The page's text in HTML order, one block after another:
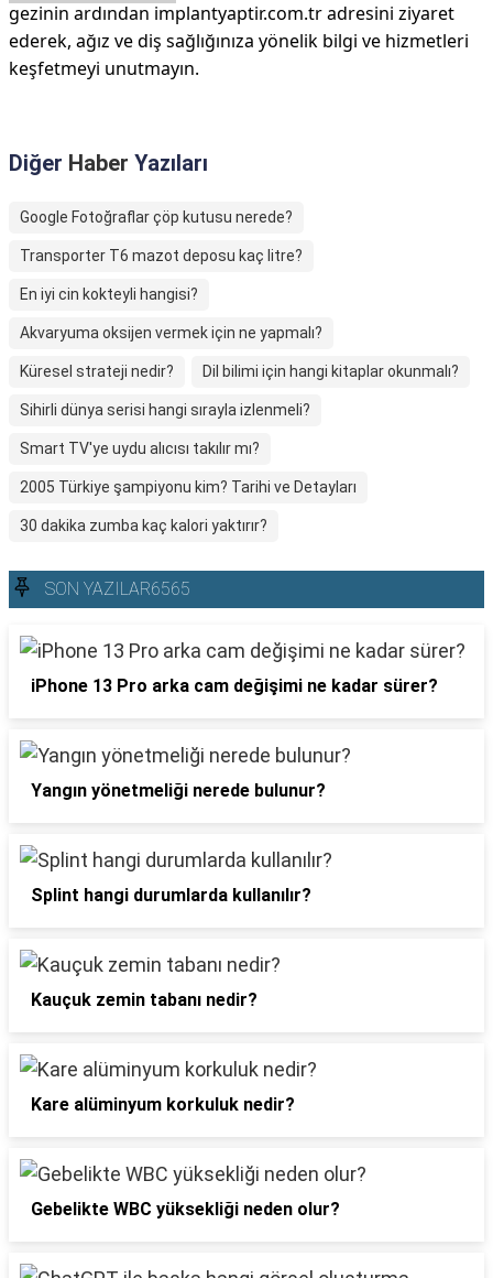
gezinin ardından implantyaptir.com.tr adresini ziyaret
ederek, ağız ve diş sağlığınıza yönelik bilgi ve hizmetleri
keşfetmeyi unutmayın.
Diğer Haber Yazıları
Google Fotoğraflar çöp kutusu nerede?
Transporter T6 mazot deposu kaç litre?
En iyi cin kokteyli hangisi?
Akvaryuma oksijen vermek için ne yapmalı?
Küresel strateji nedir? Dil bilimi için hangi kitaplar okunmalı?
Sihirli dünya serisi hangi sırayla izlenmeli?
Smart TV'ye uydu alıcısı takılır mı?
2005 Türkiye şampiyonu kim? Tarihi ve Detayları
30 dakika zumba kaç kalori yaktırır?
SON YAZILAR6565
iPhone 13 Pro arka cam değişimi ne kadar sürer?
Yangın yönetmeliği nerede bulunur?
Splint hangi durumlarda kullanılır?
Kauçuk zemin tabanı nedir?
Kare alüminyum korkuluk nedir?
Gebelikte WBC yüksekliği neden olur?